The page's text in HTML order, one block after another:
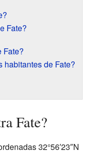
Fate?
Fate?
habitantes de Fate?
Fate?
32°56′23″N